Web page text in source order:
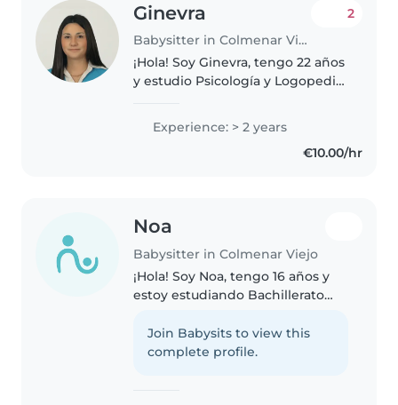
Ginevra
Babysitter in Colmenar Viejo
2
¡Hola! Soy Ginevra, tengo 22 años
y estudio Psicología y Logopedia.
tiempo con ellos, ya sea jugando,
ayudándoles con los deberes o
Experience: > 2 years
€10.00/hr
Noa
Babysitter in Colmenar Viejo
¡Hola! Soy Noa, tengo 16 años y
estoy estudiando Bachillerato
entreno en el gimnasio y tengo
conocimientos de alimentación.
Join Babysits to view this
complete profile.